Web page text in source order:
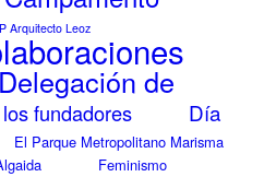
Arquitecto Leoz
Delegación de
fundadores
Día
El Parque Metropolitano Marisma
Feminismo